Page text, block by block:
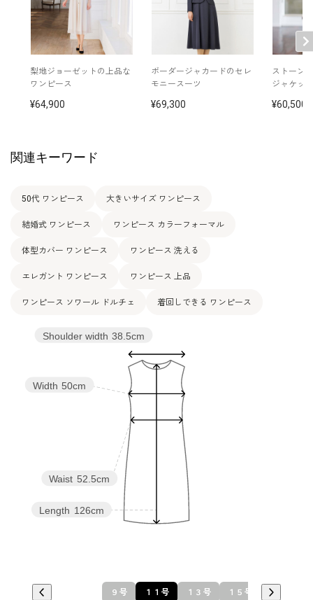
梨地ジョーゼットの上品な
ワンピース
64,900
ボーダージャカードのセレ
モニースーツ
69,300
ストーン
ジャケット
60,500
関連キーワード
50代 ワンピース 大きいサイズ ワンピース
結婚式 ワンピース ワンピース カラーフォーマル
体型カバー ワンピース ワンピース 洗える
エレガント ワンピース ワンピース 上品
ワンピース ソワール ドルチェ 着回しできる ワンピース
Length 126cm
Waist 52.5cm
Width 50cm
Shoulder width 38.5cm
９号 １１号 １３号 １５号